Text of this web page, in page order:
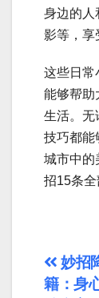
身边的人
影等，享
这些日常
能够帮助
生活。无
技巧都能
城市中的
招15条全
文妙招
籍：身